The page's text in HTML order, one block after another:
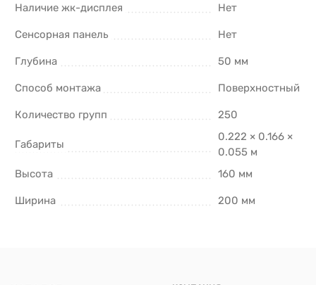
Наличие жк-дисплея Нет
Сенсорная панель Нет
Глубина 50 мм
Способ монтажа Поверхностный
Количество групп 250
Габариты
0.222 × 0.166 ×
0.055 м
Высота
160 мм
Ширина 200 мм